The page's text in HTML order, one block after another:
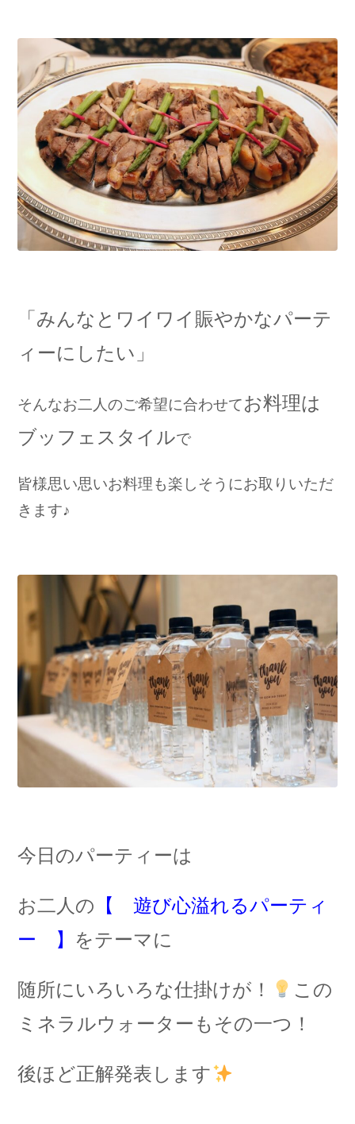
「みんなとワイワイ賑やかなパーテ
ィーにしたい」
そんなお二人のご希望に合わせてお料理は
ブッフェスタイルで
皆様思い思いお料理も楽しそうにお取りいただ
きます♪
今日のパーティーは
お二人の 【 遊び心溢れるパーティ
ー 】 をテーマに
随所にいろいろな仕掛けが！
この
ミネラルウォーターもその一つ！
後ほど正解発表します